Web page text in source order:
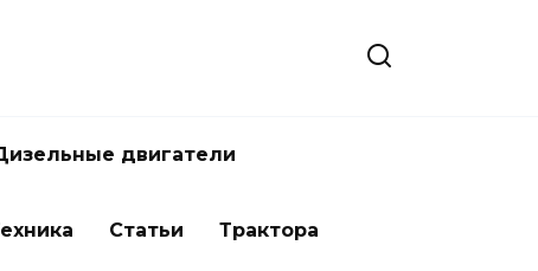
двигатели
Статьи Трактора